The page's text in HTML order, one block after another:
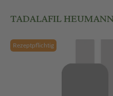
TADALAFIL
Rezeptpflichtig